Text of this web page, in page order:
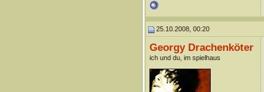
25.10.2008, 00:20
Georgy Drachenköter
ich und du, im spielhaus